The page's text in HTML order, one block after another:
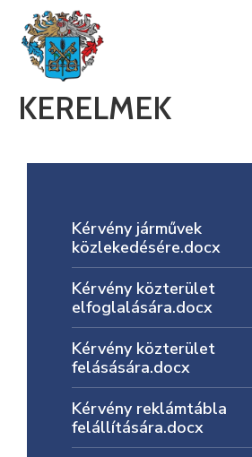
Ismerje
Meg
Zentát
Zenta
Közigazgatás
Dokumentumok
Informátor
KERELMEK
Kérvény járművek
közlekedésére.docx
Kérvény közterület
elfoglalására.docx
Kérvény közterület
felásására.docx
Kérvény reklámtábla
felállítására.docx